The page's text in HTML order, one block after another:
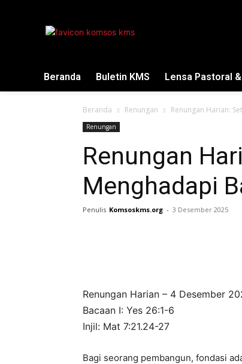
Beranda Buletin KMS Lensa Pastoral
Beranda Renungan Renungan Harian:
Renungan
Renungan
Menghadapi
Penulis Komsoskms.org - 3 Desember 2025
Renungan Harian – 4 Desember
Bacaan I: Yes 26:1-6
Injil: Mat 7:21.24-27
Bagi seorang pembangun, fondasi